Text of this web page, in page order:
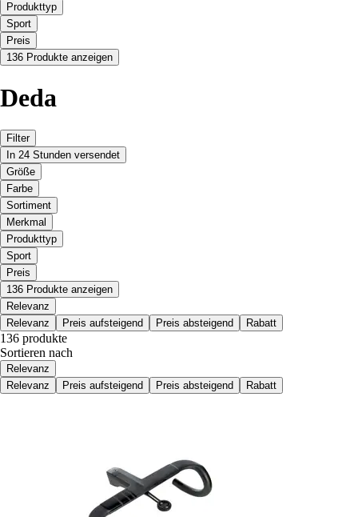
Produkttyp
Sport
Preis
136 Produkte anzeigen
Deda
Filter
In 24 Stunden versendet
Größe
Farbe
Sortiment
Merkmal
Produkttyp
Sport
Preis
136 Produkte anzeigen
Relevanz
Relevanz
Preis aufsteigend Preis absteigend Rabatt
136 produkte
Sortieren nach
Relevanz
Relevanz
Preis aufsteigend Preis absteigend Rabatt